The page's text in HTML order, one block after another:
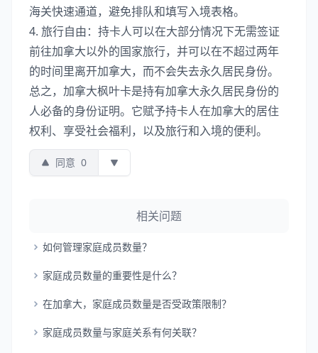
海关快速通道，避免排队和填写入境表格。
4. 旅行自由：持卡人可以在大部分情况下无需签证
前往加拿大以外的国家旅行，并可以在不超过两年
的时间里离开加拿大，而不会失去永久居民身份。
总之，加拿大枫叶卡是持有加拿大永久居民身份的
人必备的身份证明。它赋予持卡人在加拿大的居住
权利、享受社会福利，以及旅行和入境的便利。
同意 0
相关问题
如何管理家庭成员数量？
家庭成员数量的重要性是什么？
在加拿大，家庭成员数量是否受政策限制？
家庭成员数量与家庭关系有何关联？